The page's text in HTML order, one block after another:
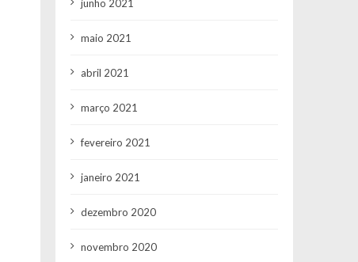
junho 2021
maio 2021
abril 2021
março 2021
fevereiro 2021
janeiro 2021
dezembro 2020
novembro 2020